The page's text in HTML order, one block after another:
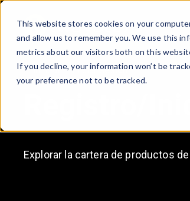
This website stores cookies on your
and allow us to remember you. We use this
metrics about our visitors both on this
If you decline, your information won’t be
your preference not to be tracked.
AVSYSTEM
Principal Iniciar sesión
Registro/
Explorar la cartera de productos